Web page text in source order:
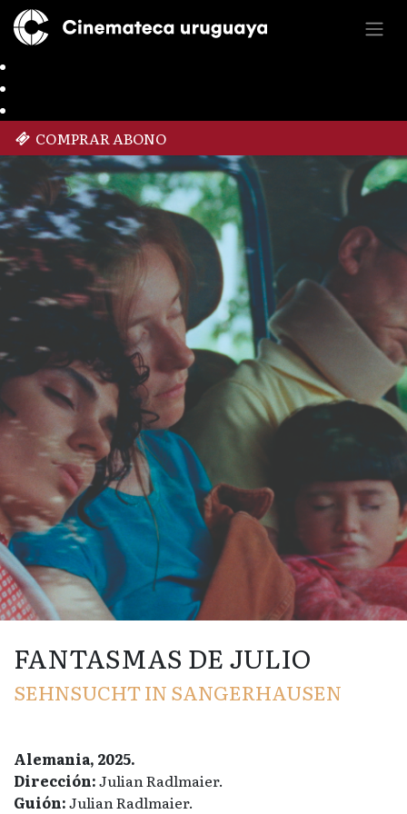
COMPRAR ABONO
FANTASMAS DE JULIO
SEHNSUCHT IN SANGERHAUSEN
Alemania, 2025.
Dirección:Julian Radlmaier.
Guión:Julian Radlmaier.